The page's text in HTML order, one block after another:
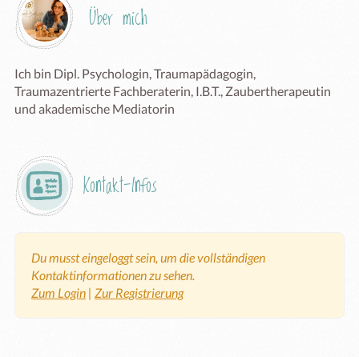
Über mich
Ich bin Dipl. Psychologin, Traumapädagogin,
Traumazentrierte Fachberaterin, I.B.T., Zaubertherapeutin
und akademische Mediatorin
Kontakt-Infos
Du musst eingeloggt sein, um die vollständigen
Kontaktinformationen zu sehen.
Zum Login | Zur Registrierung